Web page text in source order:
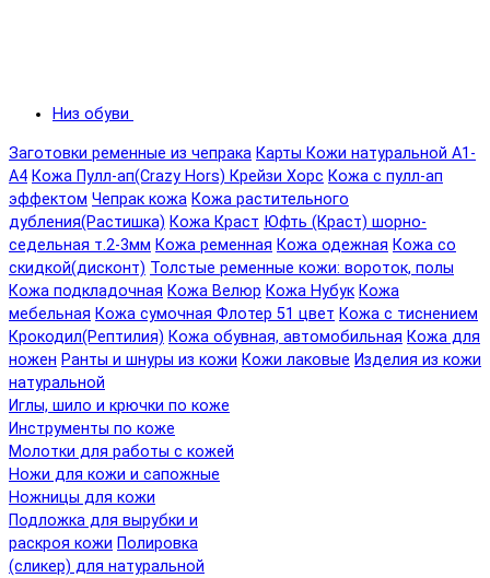
Низ обуви
Заготовки ременные из чепрака Карты Кожи натуральной А1-
А4 Кожа Пулл-ап(Crazy Hors) Крейзи Хорс Кожа с пулл-ап
эффектом Чепрак кожа Кожа растительного
дубления(Растишка) Кожа Краст Юфть (Краст) шорно-
седельная т.2-3мм Кожа ременная Кожа одежная Кожа со
скидкой(дисконт) Толстые ременные кожи: вороток, полы
Кожа подкладочная Кожа Велюр Кожа Нубук Кожа
мебельная Кожа сумочная Флотер 51 цвет Кожа с тиснением
Крокодил(Рептилия) Кожа обувная, автомобильная Кожа для
ножен Ранты и шнуры из кожи Кожи лаковые Изделия из кожи
натуральной
Иглы, шило и крючки по коже
Инструменты по коже
Молотки для работы с кожей
Ножи для кожи и сапожные
Ножницы для кожи
Подложка для вырубки и
раскроя кожи Полировка
(сликер) для натуральной